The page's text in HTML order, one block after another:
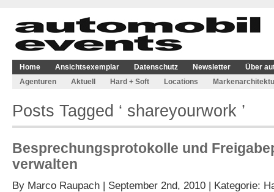
Home Ansichtsexemplar Datenschutz Newsletter
Über
Agenturen
Aktuell Hard + Soft Locations
Posts Tagged ‘ shareyourwork ’
Besprechungsprotokolle und
verwalten
By Marco Raupach | September 2nd, 2010 | Kategorie: